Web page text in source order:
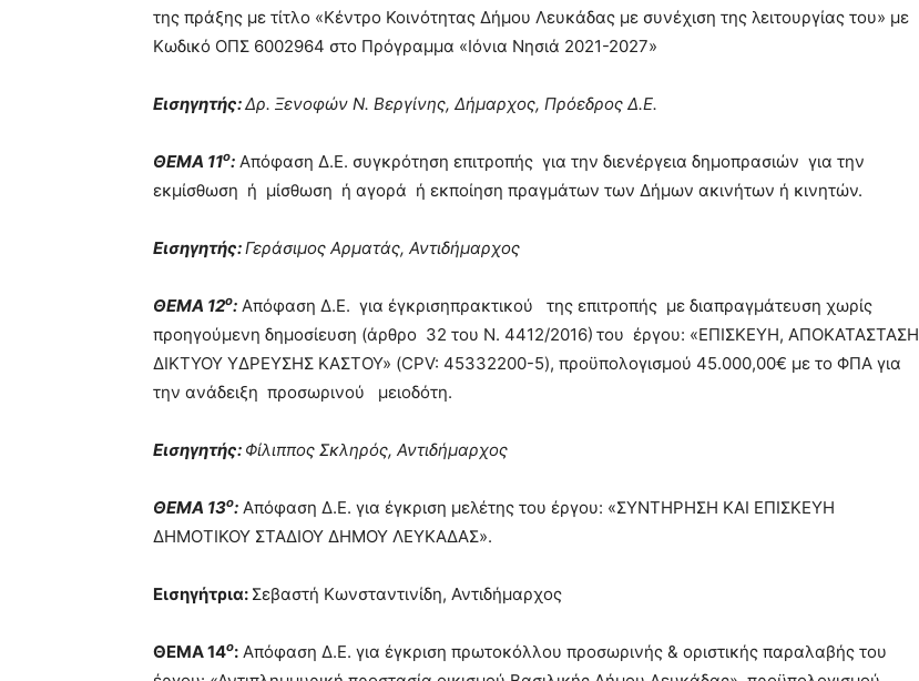
της πράξης με τίτλο «Κέντρο Κοινότητας Δήμου Λευκάδας με συνέχιση της λειτουργίας του» με
Κωδικό ΟΠΣ 6002964 στο Πρόγραμμα «Ιόνια Νησιά 2021-2027»
Εισηγητής:Δρ. Ξενοφών Ν. Βεργίνης, Δήμαρχος, Πρόεδρος Δ.Ε.
ΘΕΜΑ 11ο: Απόφαση Δ.Ε. συγκρότηση επιτροπής για την διενέργεια δημοπρασιών για την
εκμίσθωση ή μίσθωση ή αγορά ή εκποίηση πραγμάτων των Δήμων ακινήτων ή κινητών.
Εισηγητής:Γεράσιμος Αρματάς, Αντιδήμαρχος
ΘΕΜΑ 12ο: Απόφαση Δ.Ε. για έγκρισηπρακτικού της επιτροπής με διαπραγμάτευση χωρίς
προηγούμενη δημοσίευση (άρθρο 32 του Ν. 4412/2016) του έργου: «ΕΠΙΣΚΕΥΗ, ΑΠΟΚΑΤΑΣΤΑΣΗ
ΔΙΚΤΥΟΥ ΥΔΡΕΥΣΗΣ ΚΑΣΤΟΥ» (CPV: 45332200-5), προϋπολογισμού 45.000,00€ με το ΦΠΑ για
την ανάδειξη προσωρινού μειοδότη.
Εισηγητής: Φίλιππος Σκληρός, Αντιδήμαρχος
ΘΕΜΑ 13ο: Απόφαση Δ.Ε. για έγκριση μελέτης του έργου: «ΣΥΝΤΗΡΗΣΗ ΚΑΙ ΕΠΙΣΚΕΥΗ
ΔΗΜΟΤΙΚΟΥ ΣΤΑΔΙΟΥ ΔΗΜΟΥ ΛΕΥΚΑΔΑΣ».
Εισηγήτρια: Σεβαστή Κωνσταντινίδη, Αντιδήμαρχος
ΘΕΜΑ 14ο: Απόφαση Δ.Ε. για έγκριση πρωτοκόλλου προσωρινής & οριστικής παραλαβής του